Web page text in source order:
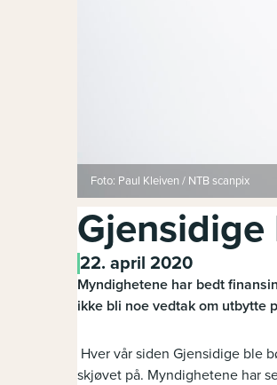
Foto: Paul Kleiven / NTB scanpix
22. april 2020
Myndighetene har bedt
ikke bli noe vedtak om utbytte
Hver vår siden Gjensidige ble
skjøvet på. Myndighetene har